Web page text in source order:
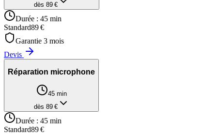
dès 89 €
Durée : 45 min
Standard89€
Garantie 3 mois
Devis
Réparation microphone
45 min
dès 89€
Durée : 45 min
Standard89€